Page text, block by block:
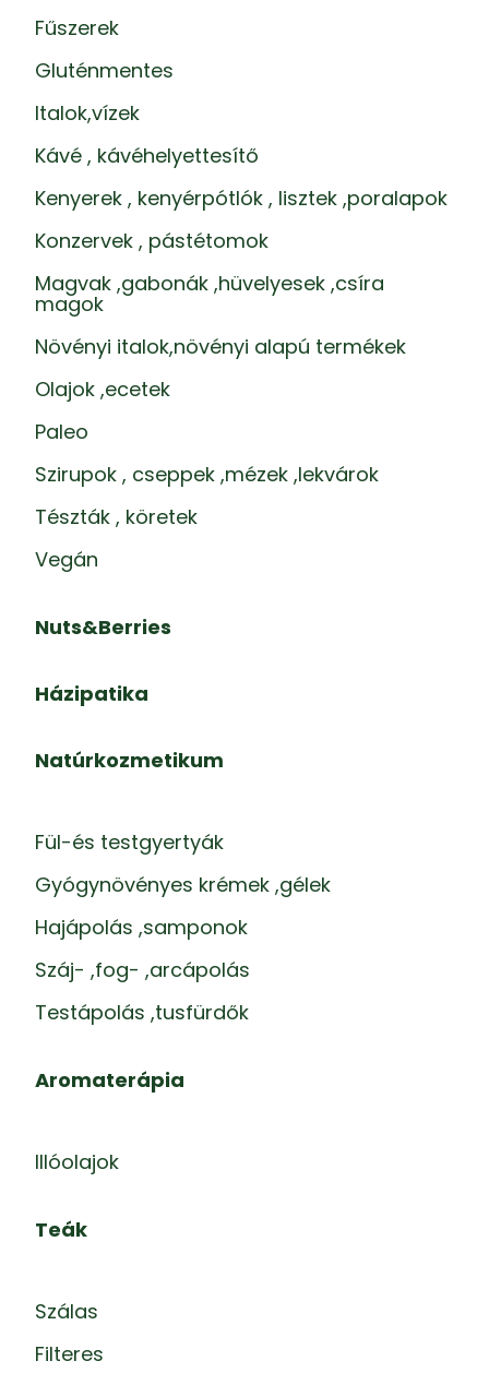
Fűszerek
Gluténmentes
Italok,vízek
Kávé , kávéhelyettesítő
Kenyerek , kenyérpótlók , lisztek ,poralapok
Konzervek , pástétomok
Magvak ,gabonák ,hüvelyesek ,csíra
magok
Növényi italok,növényi alapú termékek
Olajok ,ecetek
Paleo
Szirupok , cseppek ,mézek ,lekvárok
Tészták , köretek
Vegán
Nuts&Berries
Házipatika
Natúrkozmetikum
Fül-és testgyertyák
Gyógynövényes krémek ,gélek
Hajápolás ,samponok
Száj- ,fog- ,arcápolás
Testápolás ,tusfürdők
Aromaterápia
Illóolajok
Teák
Szálas
Filteres